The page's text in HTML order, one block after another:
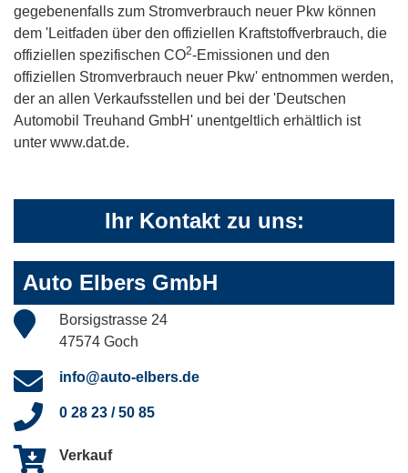
gegebenenfalls zum Stromverbrauch neuer Pkw können
dem 'Leitfaden über den offiziellen Kraftstoffverbrauch, die
offiziellen spezifischen CO2-Emissionen und den
offiziellen Stromverbrauch neuer Pkw' entnommen werden,
der an allen Verkaufsstellen und bei der 'Deutschen
Automobil Treuhand GmbH' unentgeltlich erhältlich ist
unter www.dat.de.
Ihr Kontakt zu uns:
Auto Elbers GmbH
Borsigstrasse 24
47574 Goch
info@auto-elbers.de
0 28 23 / 50 85
Verkauf